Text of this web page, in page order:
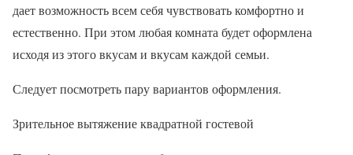
дает возможность всем себя чувствовать комфортно и
естественно. При этом любая комната будет оформлена
исходя из этого вкусам и вкусам каждой семьи.
Следует посмотреть пару вариантов оформления.
Зрительное вытяжение квадратной гостевой